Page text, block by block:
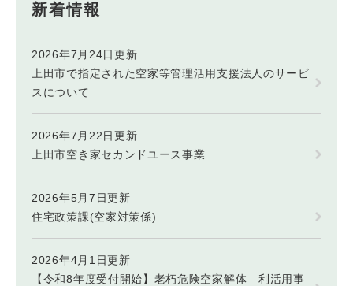
新着情報
2026年7月24日更新
上田市で指定された空家等管理活用支援法人のサービ
スについて
2026年7月22日更新
上田市空き家セカンドユース事業
2026年5月7日更新
住宅政策課(空家対策係)
2026年4月1日更新
【令和8年度受付開始】老朽危険空家解体 利活用事